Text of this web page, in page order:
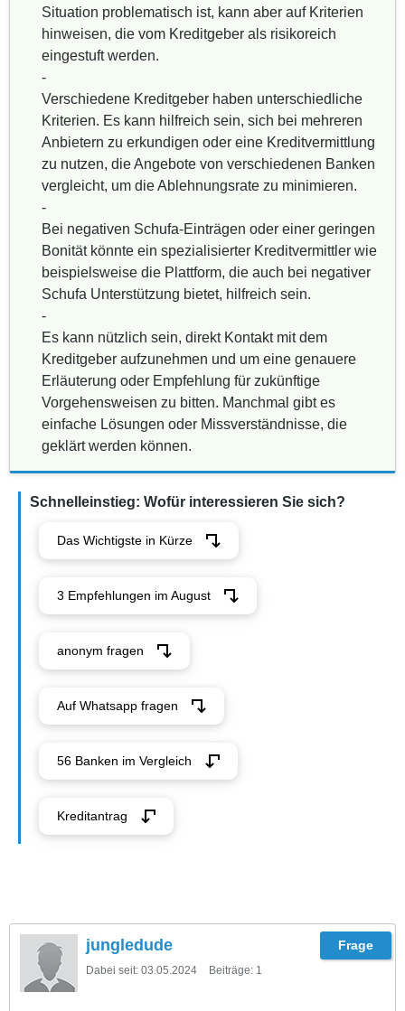
Situation problematisch ist, kann aber auf Kriterien
hinweisen, die vom Kreditgeber als risikoreich
eingestuft werden.
-
Verschiedene Kreditgeber haben unterschiedliche
Kriterien. Es kann hilfreich sein, sich bei mehreren
Anbietern zu erkundigen oder eine Kreditvermittlung
zu nutzen, die Angebote von verschiedenen Banken
vergleicht, um die Ablehnungsrate zu minimieren.
-
Bei negativen Schufa-Einträgen oder einer geringen
Bonität könnte ein spezialisierter Kreditvermittler wie
beispielsweise die Plattform, die auch bei negativer
Schufa Unterstützung bietet, hilfreich sein.
-
Es kann nützlich sein, direkt Kontakt mit dem
Kreditgeber aufzunehmen und um eine genauere
Erläuterung oder Empfehlung für zukünftige
Vorgehensweisen zu bitten. Manchmal gibt es
einfache Lösungen oder Missverständnisse, die
geklärt werden können.
Schnelleinstieg: Wofür interessieren Sie sich?
Das Wichtigste in Kürze
3 Empfehlungen im August
anonym fragen
Auf Whatsapp fragen
56 Banken im Vergleich
Kreditantrag
jungledude
Dabei seit: 03.05.2024 Beiträge: 1